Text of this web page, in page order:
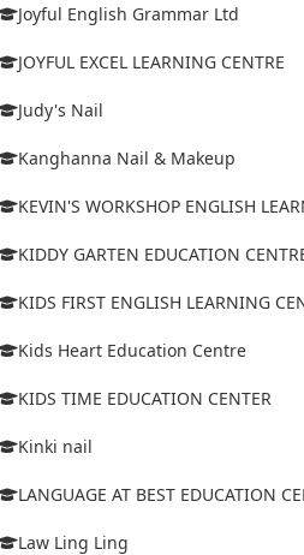
Joyful English Grammar Ltd
JOYFUL EXCEL LEARNING CENTRE
Judy's Nail
Kanghanna Nail & Makeup
KEVIN'S WORKSHOP ENGLISH
KIDDY GARTEN EDUCATION
KIDS FIRST ENGLISH LEARNING
Kids Heart Education Centre
KIDS TIME EDUCATION CENTER
Kinki nail
LANGUAGE AT BEST EDUCATION
Law Ling Ling